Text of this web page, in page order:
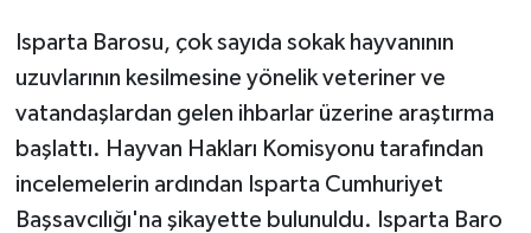
Isparta Barosu, çok sayıda sokak hayvanının
uzuvlarının kesilmesine yönelik veteriner ve
vatandaşlardan gelen ihbarlar üzerine araştırma
başlattı. Hayvan Hakları Komisyonu tarafından
incelemelerin ardından Isparta Cumhuriyet
Başsavcılığı'na şikayette bulunuldu. Isparta Baro
Televizyon
Turizm
Yaşam